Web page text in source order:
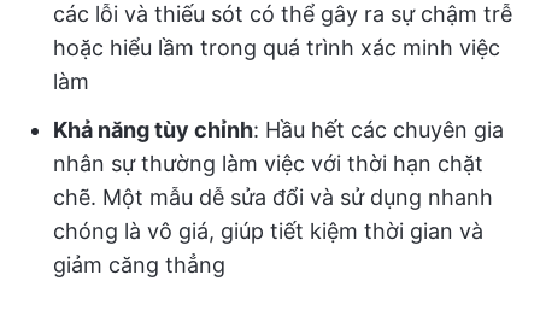
các lỗi và thiếu sót có thể gây ra sự chậm trễ
hoặc hiểu lầm trong quá trình xác minh việc
làm
Khả năng tùy chỉnh: Hầu hết các chuyên gia
nhân sự thường làm việc với thời hạn chặt
chẽ. Một mẫu dễ sửa đổi và sử dụng nhanh
chóng là vô giá, giúp tiết kiệm thời gian và
giảm căng thẳng